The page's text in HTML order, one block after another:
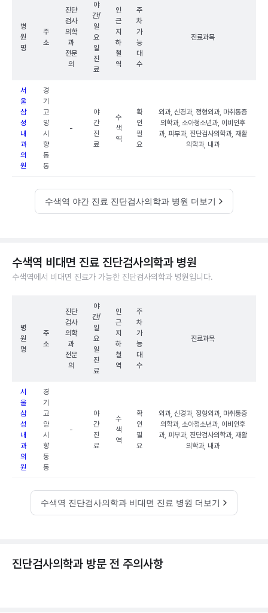
병
원
명
주
소
진단
검사
의학
과
전문
의
야
간/
일
요
일
진
료
인
근
지
하
철
역
주
차
가
능
대
수
진료과목
서
울
삼
성
내
과
의
원
경
기
고
양
시
향
동
동
-
야
간
진
료
수
색
역
확
인
필
요
외과, 신경과, 정형외과, 마취통증
의학과, 소아청소년과, 이비인후
과, 피부과, 진단검사의학과, 재활
의학과, 내과
수색역 야간 진료 진단검사의학과 병원 더보기
수색역 비대면 진료 진단검사의학과 병원
수색역에서 비대면 진료가 가능한 진단검사의학과 병원입니다.
병
원
명
주
소
진단
검사
의학
과
전문
의
야
간/
일
요
일
진
료
인
근
지
하
철
역
주
차
가
능
대
수
진료과목
서
울
삼
성
내
과
의
원
경
기
고
양
시
향
동
동
-
야
간
진
료
수
색
역
확
인
필
요
외과, 신경과, 정형외과, 마취통증
의학과, 소아청소년과, 이비인후
과, 피부과, 진단검사의학과, 재활
의학과, 내과
수색역 진단검사의학과 비대면 진료 병원 더보기
진단검사의학과 방문 전 주의사항